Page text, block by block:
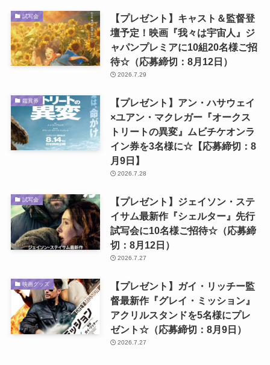
試写会
【プレゼント】キャスト＆監督登
壇予定！映画『我々は宇宙人』ジ
ャパンプレミアに10組20名様ご招
待☆（応募締切：8月12日）
2026.7.29
鑑賞券
【プレゼント】アン・ハサウェイ
×ユアン・マクレガー『オークス
トリートの異変』ムビチケオンラ
イン券を3名様に☆【応募締切：8
月9日】
2026.7.28
試写会
【プレゼント】ジェイソン・ステ
イサム最新作『シェルター』先行
試写会に10名様ご招待☆（応募締
切：8月12日）
2026.7.27
映画グッズ
【プレゼント】ガイ・リッチー監
督最新作『グレイ・ミッション』
アクリルスタンドを5名様にプレ
ゼント☆（応募締切：8月9日）
2026.7.27